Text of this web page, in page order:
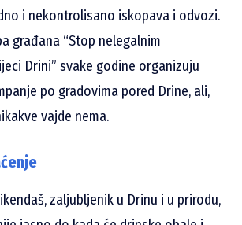
i nekontrolisano iskopava i odvozi.
građana “Stop nelegalnim
Drini” svake godine organizuju
po gradovima pored Drine, ali,
vajde nema.
zaljubljenik u Drinu i u prirodu,